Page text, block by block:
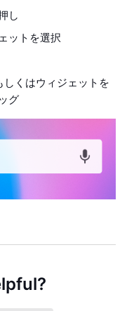
し
ットを選択
くはウィジェットを
グ